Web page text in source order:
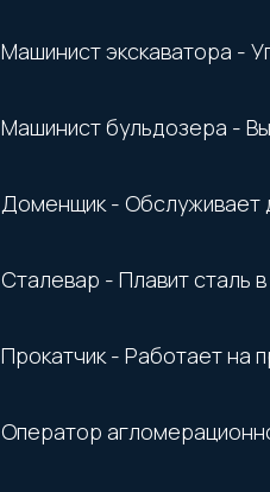
Машинист экскаватора -
Машинист бульдозера -
Доменщик - Обслуживает
Сталевар - Плавит сталь
Прокатчик - Работает на
Оператор